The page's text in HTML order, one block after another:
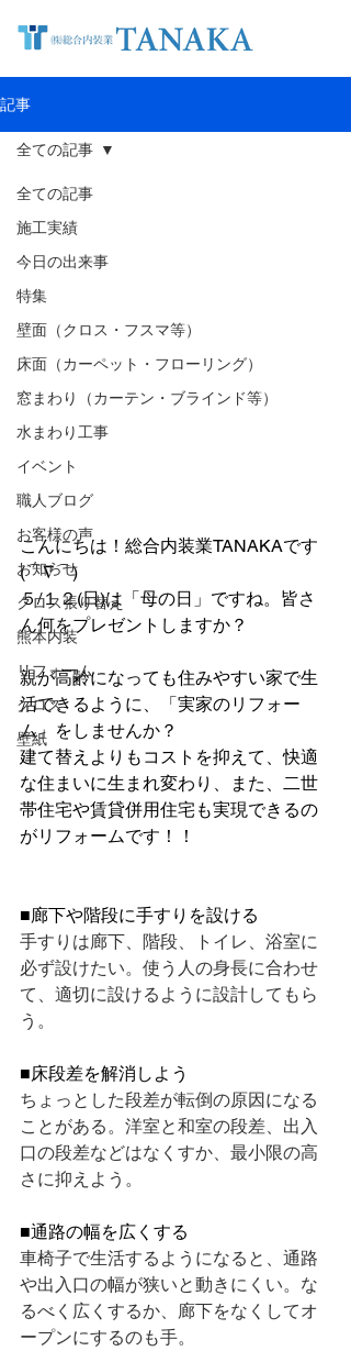
記事
全ての記事
施工実績
今日の出来事
特集
壁面（クロス・フスマ等）
床面（カーペット・フローリング）
窓まわり（カーテン・ブラインド等）
水まわり工事
イベント
職人ブログ
お客様の声
お知らせ
クロス張り替え
熊本内装
リフォーム
クロス
壁紙
全ての記事
こんにちは！総合内装業TANAKAです
(⌒∇⌒)
５/１２(日)は「母の日」ですね。皆さ
ん何をプレゼントしますか？
親が高齢になっても住みやすい家で生
活できるように、「実家のリフォー
ム」をしませんか？
建て替えよりもコストを抑えて、快適
な住まいに生まれ変わり、また、二世
帯住宅や賃貸併用住宅も実現できるの
がリフォームです！！
■廊下や階段に手すりを設ける
手すりは廊下、階段、トイレ、浴室に
必ず設けたい。使う人の身長に合わせ
て、適切に設けるように設計してもら
う。
■床段差を解消しよう
ちょっとした段差が転倒の原因になる
ことがある。洋室と和室の段差、出入
口の段差などはなくすか、最小限の高
さに抑えよう。
■通路の幅を広くする
車椅子で生活するようになると、通路
や出入口の幅が狭いと動きにくい。な
るべく広くするか、廊下をなくしてオ
ープンにするのも手。